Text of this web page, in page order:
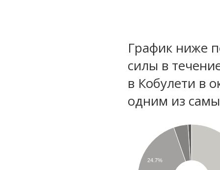
График ниже
силы в
в Кобулети в
одним из
24.7%